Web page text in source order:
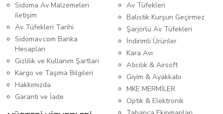
Sidoma Av Malzemeleri
iletişim
Av Tüfekleri Tarihi
Sidomav.com Banka
Hesapları
Gizlilik ve Kullanım Şartları
Kargo ve Taşıma Bilgileri
Hakkımızda
Garanti ve İade
Av Tüfekleri
Balistik Kurşun Geçirmez
Şarjörlü Av Tüfekleri
İndirimli Ürünler
Kara Avı
Atıcılık & Airsoft
Giyim & Ayakkabı
MKE MERMİLER
Optik & Elektronik